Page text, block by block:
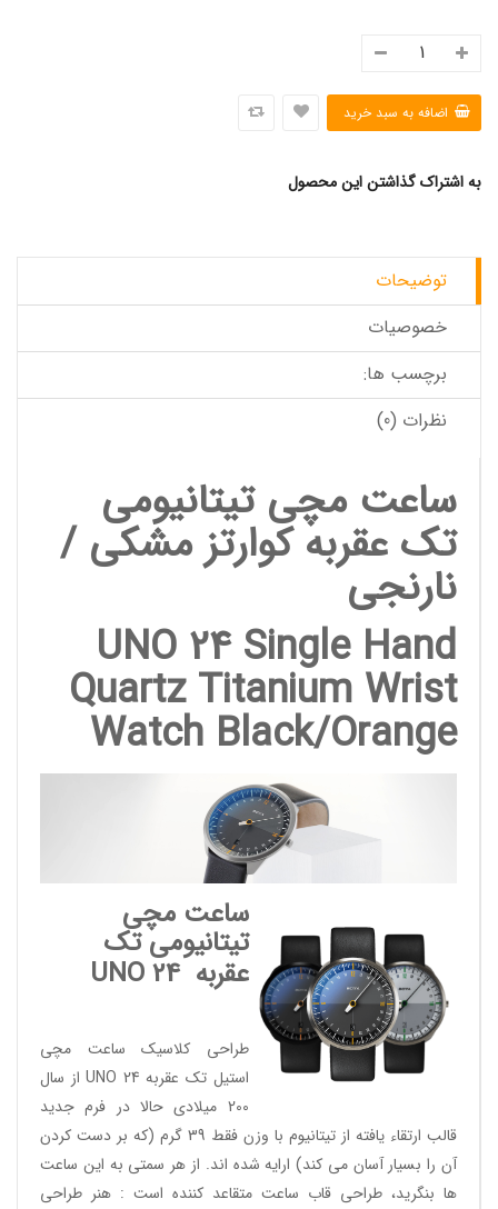
به اشتراک گذاشتن این محصول
توضیحات
خصوصیات
برچسب ها:
نظرات (0)
ساعت مچی تیتانیومی
تک عقربه کوارتز مشکی /
نارنجی
UNO 24 Single Hand
Quartz Titanium Wrist
Watch Black/Orange
ساعت مچی
تیتانیومی تک
عقربهUNO 24
طراحی کلاسیک ساعت مچی
استیل تک عقربه UNO 24 از سال
200 میلادی حالا در فرم جدید
قالب ارتقاء یافته از تیتانیوم با وزن فقط 39 گرم (که بر دست کردن
آن را بسیار آسان می کند) ارایه شده اند. از هر سمتی به این ساعت
ها بنگرید، طراحی قاب ساعت متقاعد کننده است : هنر طراحی